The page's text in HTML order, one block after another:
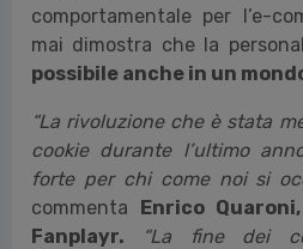
comportamentale per l’e-
mai dimostra che la
possibile anche in un
“La rivoluzione che è stata
cookie durante l’ultimo
forte per chi come noi si
commenta Enrico
Fanplayr.
“La fine dei